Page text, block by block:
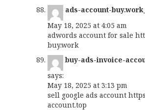
ads-account-
May 18, 2025 at 4:05 am
adwords account for sale
buy.work
buy-ads-invoice-
says:
May 18, 2025 at 3:13 pm
sell google ads account
account.top